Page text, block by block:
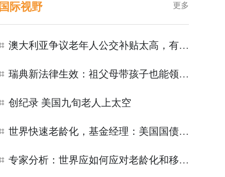
国际视野 更多
澳大利亚争议老年人公交补贴太高，有人呼吁“让年轻人享受更大折扣”
瑞典新法律生效：祖父母带孩子也能领报酬
创纪录 美国九旬老人上太空
世界快速老龄化，基金经理：美国国债风险太大，黄金才是更好选择
专家分析：世界应如何应对老龄化和移民难题